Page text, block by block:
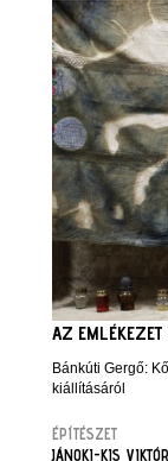
AZ
Bánkúti Gergő:
kiállításáról
ÉPÍTÉSZET
JÁNOKI-KIS